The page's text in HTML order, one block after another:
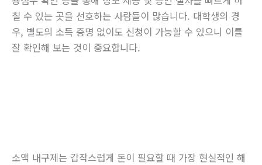
칠 수 있는 곳을 선호하는 사람들이 많습니다. 대학생의 경
우, 별도의 소득 증명 없이도 신청이 가능할 수 있으니 이를
잘 확인해 보는 것이 중요합니다.
소액 내구제는 갑작스럽게 돈이 필요할 때 가장 현실적인 해